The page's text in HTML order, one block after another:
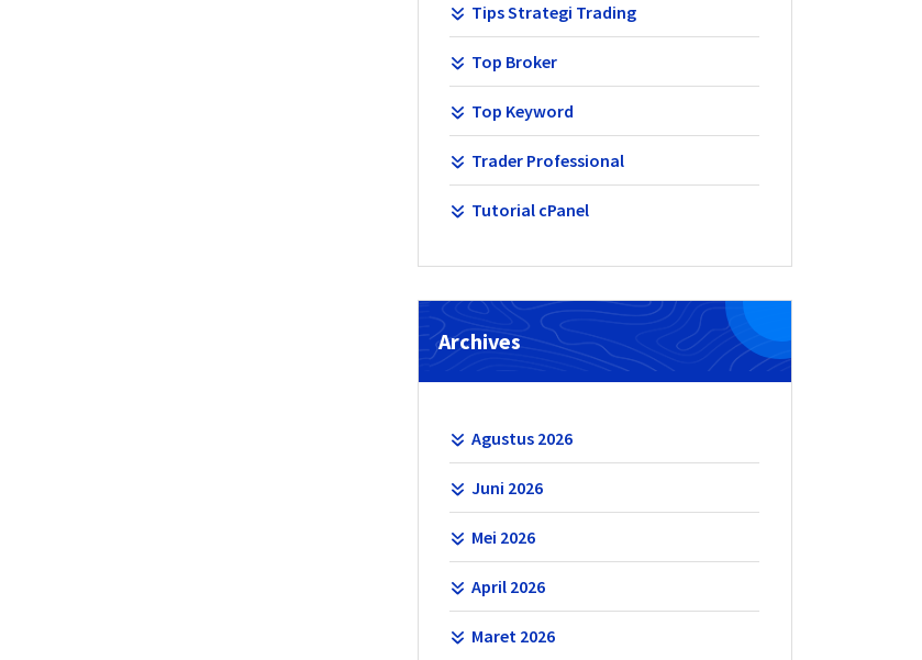
Tips Strategi Trading
Top Broker
Top Keyword
Trader Professional
Tutorial cPanel
Archives
Agustus 2026
Juni 2026
Mei 2026
April 2026
Maret 2026